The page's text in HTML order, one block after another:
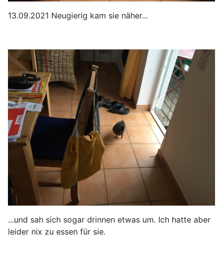
13.09.2021 Neugierig kam sie näher...
...und sah sich sogar drinnen etwas um. Ich hatte aber
leider nix zu essen für sie.